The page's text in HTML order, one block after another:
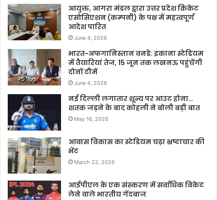
आयुक्त, आगरा मंडल द्वारा उत्तर प्रदेश क्रिकेट
एसोसिएशन (कम्पनी) के पक्ष में महत्वपूर्ण
आदेश पारित
June 4, 2026
भारत-अफगानिस्तान वनडे: इकाना स्टेडियम
में तैयारियां तेज, 15 जून तक लखनऊ पहुंचेंगी
दोनों टीमें
June 4, 2026
नई दिल्ली लगातार शून्य पर आउट होना…
शतक जड़ने के बाद कोहली ने बोली बड़ी बात
May 16, 2026
आवास विकास का स्टेडियम चढ़ा भ्रष्टाचार की
भेंट
March 22, 2026
आईपीएल के एक संस्करण में सर्वाधिक विकेट
लेने वाले भारतीय गेंदबाज